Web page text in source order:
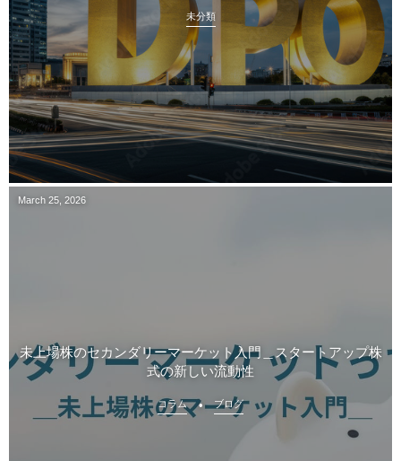
未分類
March 25, 2026
未上場株のセカンダリーマーケット入門＿スタートアップ株
式の新しい流動性
コラム ブログ